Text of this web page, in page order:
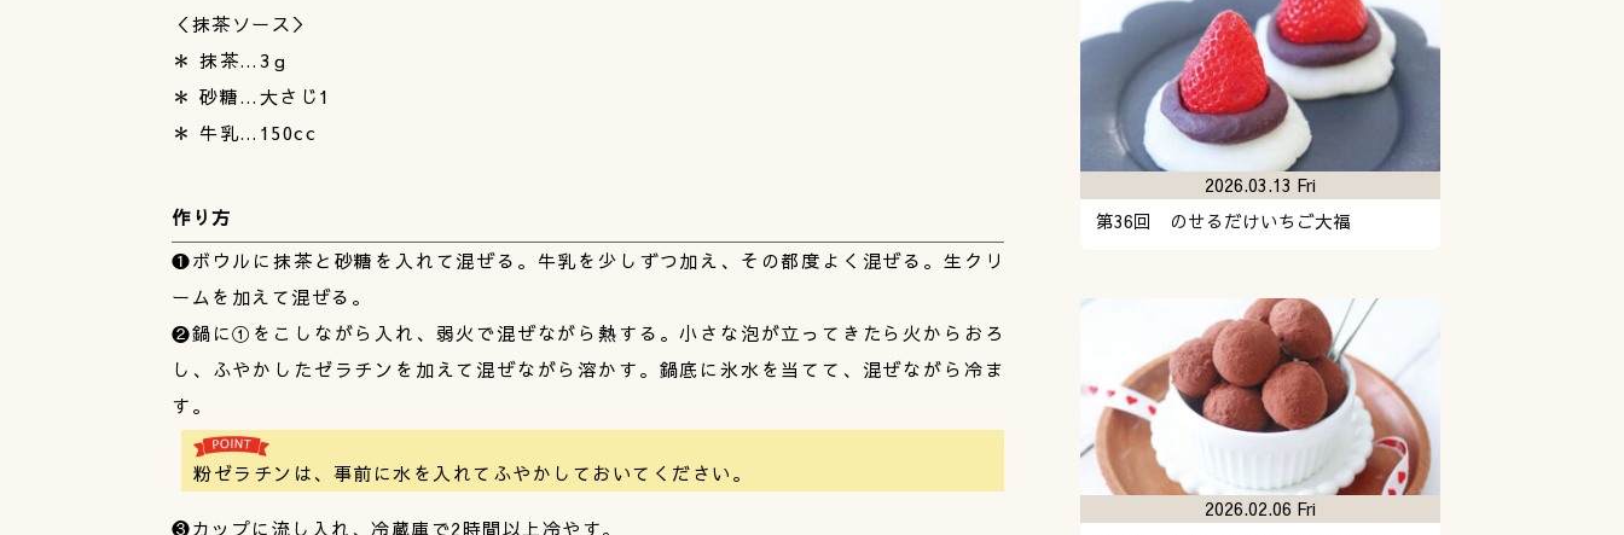
＜抹茶ソース＞
＊ 抹茶…3ｇ
＊ 砂糖…大さじ1
＊ 牛乳…150cc
作り方
❶ボウルに抹茶と砂糖を入れて混ぜる。牛乳を少しずつ加え、その都度よく混ぜる。生クリ
ームを加えて混ぜる。
❷鍋に①をこしながら入れ、弱火で混ぜながら熱する。小さな泡が立ってきたら火からおろ
し、ふやかしたゼラチンを加えて混ぜながら溶かす。鍋底に氷水を当てて、混ぜながら冷ま
す。
粉ゼラチンは、事前に水を入れてふやかしておいてください。
❸カップに流し入れ、冷蔵庫で2時間以上冷やす。
第36回 のせるだけいちご大福
2026.03.13 Fri
2026.02.06 Fri